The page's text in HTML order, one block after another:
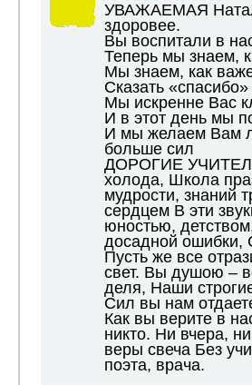
УВАЖАЕМАЯ
здоровее.
Вы воспитали в
Теперь мы знаем,
Мы знаем, как
Сказать
Мы искренне Вас
И в этот день мы
И мы желаем Вам
больше сил
ДОРОГИЕ
холода, Школа
мудрости, знаний
сердцем В эти
юностью,
досадной ошибки,
Пусть же все
свет. Вы душою –
деля, Наши
Сил вы нам
Как вы верите в
никто. Ни вчера,
веры свеча Без
поэта, врача.